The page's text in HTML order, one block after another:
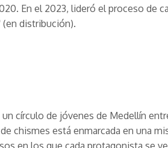
En el 2023, lideró el proceso de
distribución).
círculo de jóvenes de Medellín
chismes está enmarcada en una
en los que cada protagonista se